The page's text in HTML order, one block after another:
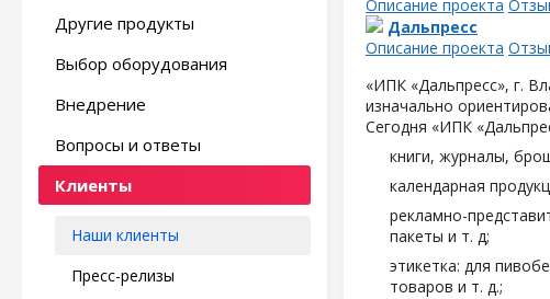
Другие продукты
Выбор оборудования
Внедрение
Вопросы и ответы
Клиенты
Наши клиенты
Пресс-релизы
Описание проекта
Дальпресс
Описание проекта
«ИПК «Дальпресс», г.
изначально
Сегодня «ИПК
книги, журналы,
календарная
рекламно-
пакеты и т. д;
этикетка: для
товаров и т. д.;